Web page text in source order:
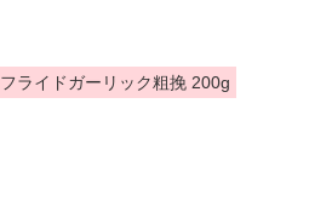
フライドガーリック粗挽 200g